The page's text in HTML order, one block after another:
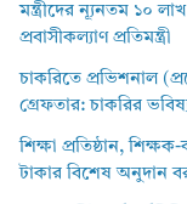
মন্ত্রীদের ন্যূনতম ১০
প্রবাসীকল্যাণ প্রতিমন্ত্রী
চাকরিতে প্রভিশনাল
গ্রেফতার: চাকরির
শিক্ষা প্রতিষ্ঠান,
টাকার বিশেষ অনুদান